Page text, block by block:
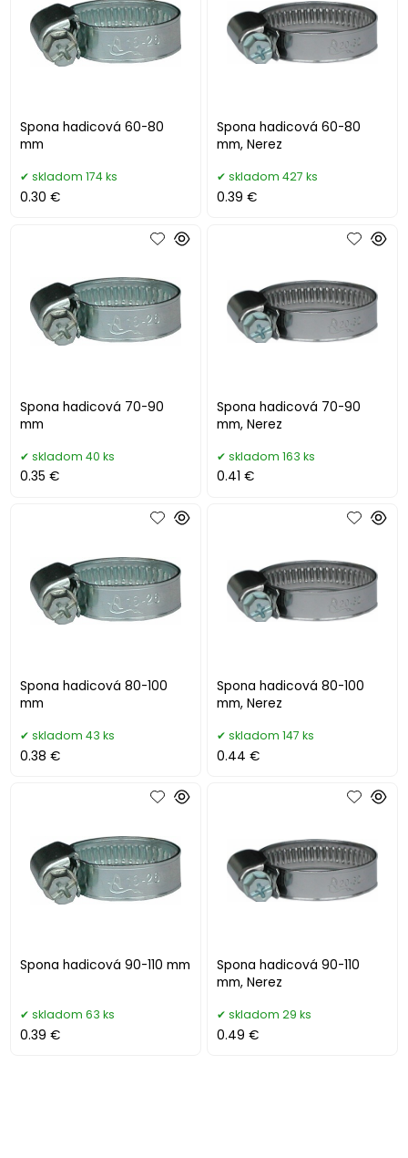
Spona hadicová 60-80
mm
skladom 174 ks
0.30 €
Spona hadicová 60-80
mm, Nerez
skladom 427 ks
0.39 €
Spona hadicová 70-90
mm
skladom 40 ks
0.35 €
Spona hadicová 70-90
mm, Nerez
skladom 163 ks
0.41 €
Spona hadicová 80-100
mm
skladom 43 ks
0.38 €
Spona hadicová 80-100
mm, Nerez
skladom 147 ks
0.44 €
Spona hadicová 90-110 mm
skladom 63 ks
0.39 €
Spona hadicová 90-110
mm, Nerez
skladom 29 ks
0.49 €